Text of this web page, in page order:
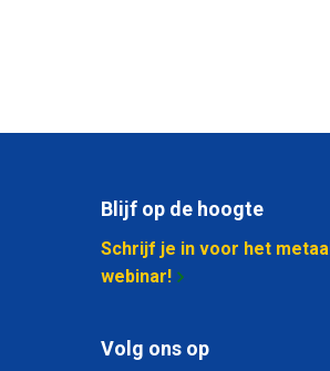
Blijf op de hoogte
Schrijf je in voor het
webinar!
Volg ons op